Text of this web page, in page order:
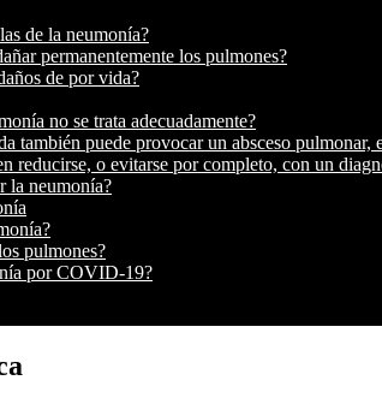
de la neumonía?
permanentemente los pulmones?
de por vida?
no se trata adecuadamente?
también puede provocar un absceso
reducirse, o evitarse por completo, con un
la neumonía?
pulmones?
por COVID-19?